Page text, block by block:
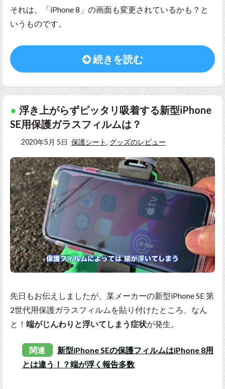
それは、「iPhone 8」の画面も変更されているかも？と
いうものです。
続きを読む
浮き上がらずピッタリ吸着する新型iPhone
SE用保護ガラスフィルムは？
2020年5月 5日 保護シート, グッズのレビュー
先日もお伝えしましたが、某メーカーの新型iPhone SE 第
2世代用保護ガラスフィルムを貼り付けたところ、なん
と！ 端がじんわりと浮いてしまう症状が発生。
関連
新型iPhone SEの保護フィルムはiPhone 8用
とは違う！？端が浮く報告多数